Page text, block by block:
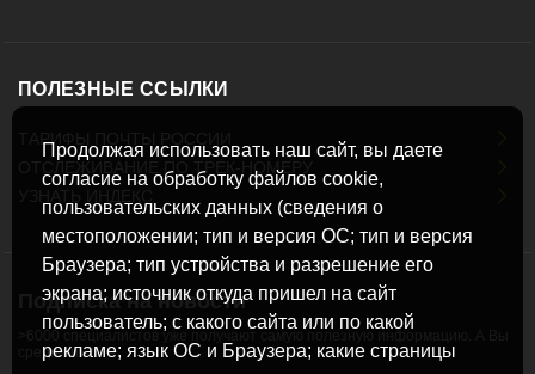
ПОЛЕЗНЫЕ ССЫЛКИ
ТАРИФЫ ПОЧТЫ РОССИИ
ОТСЛЕЖИВАНИЕ ПО ТРЕК-НОМЕРУ
Подписка на новости
>6000 специалистов уже получают самую полезную информацию. А Вы
среди них?
Продолжая использовать наш сайт, вы даете
согласие на обработку файлов cookie,
пользовательских данных (сведения о
местоположении; тип и версия ОС; тип и версия
Браузера; тип устройства и разрешение его
экрана; источник откуда пришел на сайт
пользователь; с какого сайта или по какой
рекламе; язык ОС и Браузера; какие страницы